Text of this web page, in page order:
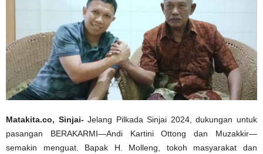
Matakita.co, Sinjai-Jelang Pilkada Sinjai 2024, dukungan untuk
pasangan BERAKARMI—Andi Kartini Ottong dan Muzakkir—
semakin menguat. Bapak H. Molleng, tokoh masyarakat dan